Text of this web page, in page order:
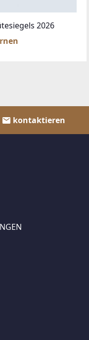
2026
kontaktieren